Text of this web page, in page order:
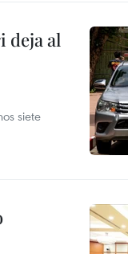
deja al
siete